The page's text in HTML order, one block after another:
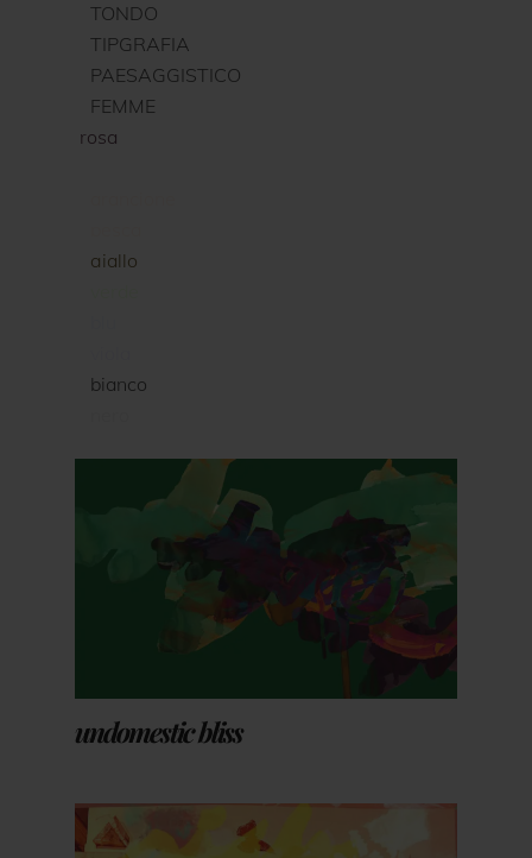
TONDO
TIPGRAFIA
PAESAGGISTICO
FEMME
rosa
giallo
bianco
undomestic bliss